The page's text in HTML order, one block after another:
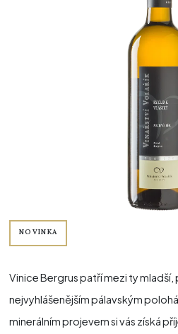
NOVINKA
Vinice Bergrus patří mezi ty
nejvyhlášenějším pálavským
minerálním projevem si vás získá